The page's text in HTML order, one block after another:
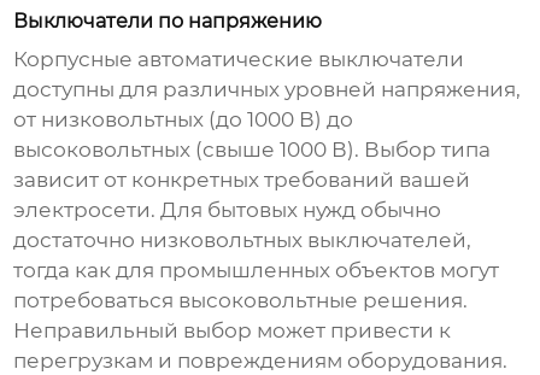
Выключатели по напряжению
Корпусные автоматические выключатели
доступны для различных уровней напряжения,
от низковольтных (до 1000 В) до
высоковольтных (свыше 1000 В). Выбор типа
зависит от конкретных требований вашей
электросети. Для бытовых нужд обычно
достаточно низковольтных выключателей,
тогда как для промышленных объектов могут
потребоваться высоковольтные решения.
Неправильный выбор может привести к
перегрузкам и повреждениям оборудования.